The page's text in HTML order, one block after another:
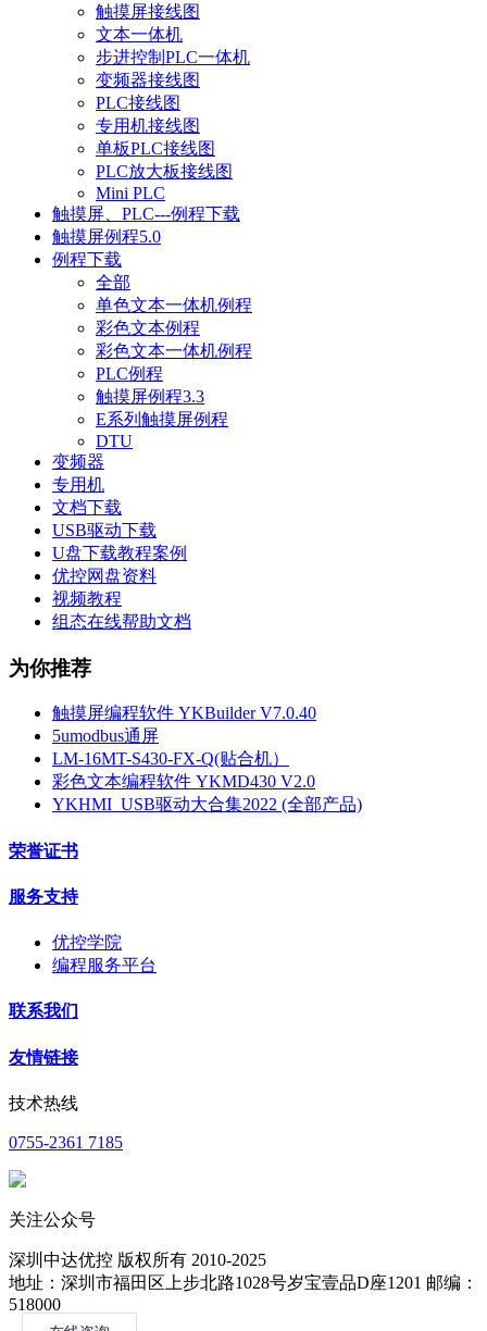
触摸屏接线图
文本一体机
步进控制PLC一体机
变频器接线图
PLC接线图
专用机接线图
单板PLC接线图
PLC放大板接线图
Mini PLC
触摸屏、PLC---例程下载
触摸屏例程5.0
例程下载
全部
单色文本一体机例程
彩色文本例程
彩色文本一体机例程
PLC例程
触摸屏例程3.3
E系列触摸屏例程
DTU
变频器
专用机
文档下载
USB驱动下载
U盘下载教程案例
优控网盘资料
视频教程
组态在线帮助文档
为你推荐
触摸屏编程软件 YKBuilder V7.0.40
5umodbus通屏
LM-16MT-S430-FX-Q(贴合机）
彩色文本编程软件 YKMD430 V2.0
YKHMI_USB驱动大合集2022 (全部产品)
荣誉证书
服务支持
优控学院
编程服务平台
联系我们
友情链接
技术热线
0755-2361 7185
关注公众号
深圳中达优控 版权所有 2010-2025
地址：深圳市福田区上步北路1028号岁宝壹品D座1201 邮编：
518000